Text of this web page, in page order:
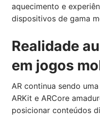
aquecimento e
dispositivos de gama
Realidade
em jogos
AR continua sendo
ARKit e ARCore
posicionar conteúdos